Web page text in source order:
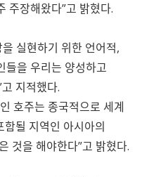
주장해왔다”고 밝혔다.
실현하기 위한 언어적,
들을 우리는 양성하고
지적했다.
호주는 종국적으로 세계
될 지역인 아시아의
것을 해야한다”고 밝혔다.